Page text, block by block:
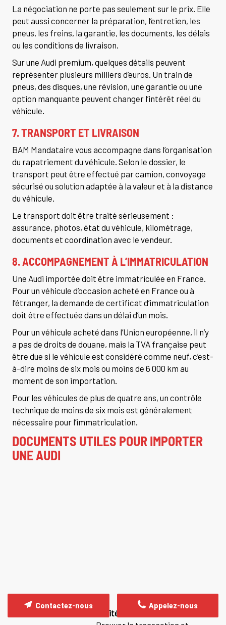
La négociation ne porte pas seulement sur le prix. Elle
peut aussi concerner la préparation, l’entretien, les
pneus, les freins, la garantie, les documents, les délais
ou les conditions de livraison.
Sur une Audi premium, quelques détails peuvent
représenter plusieurs milliers d’euros. Un train de
pneus, des disques, une révision, une garantie ou une
option manquante peuvent changer l’intérêt réel du
véhicule.
7. TRANSPORT ET LIVRAISON
BAM Mandataire vous accompagne dans l’organisation
du rapatriement du véhicule. Selon le dossier, le
transport peut être effectué par camion, convoyage
sécurisé ou solution adaptée à la valeur et à la distance
du véhicule.
Le transport doit être traité sérieusement :
assurance, photos, état du véhicule, kilométrage,
documents et coordination avec le vendeur.
8. ACCOMPAGNEMENT À L’IMMATRICULATION
Une Audi importée doit être immatriculée en France.
Pour un véhicule d’occasion acheté en France ou à
l’étranger, la demande de certificat d’immatriculation
doit être effectuée dans un délai d’un mois.
Pour un véhicule acheté dans l’Union européenne, il n’y
a pas de droits de douane, mais la TVA française peut
être due si le véhicule est considéré comme neuf, c’est-
à-dire moins de six mois ou moins de 6 000 km au
moment de son importation.
Pour les véhicules de plus de quatre ans, un contrôle
technique de moins de six mois est généralement
nécessaire pour l’immatriculation.
DOCUMENTS UTILES POUR IMPORTER
UNE AUDI
Utilité
Appelez-nous
Contactez-nous